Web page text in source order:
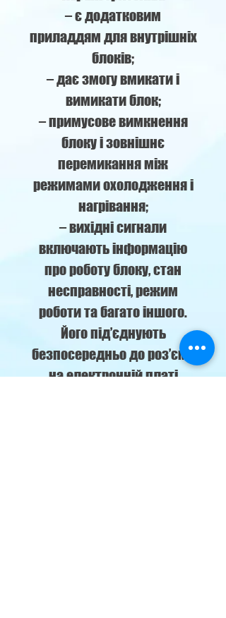
– є додатковим
приладдям для внутрішніх
блоків;
– дає змогу вмикати і
вимикати блок;
– примусове вимкнення
блоку і зовнішнє
перемикання між
режимами охолодження і
нагрівання;
– вихідні сигнали
включають інформацію
про роботу блоку, стан
несправності, режим
роботи та багато іншого.
Його під’єднують
безпосередньо до роз’єму
на електронній платі